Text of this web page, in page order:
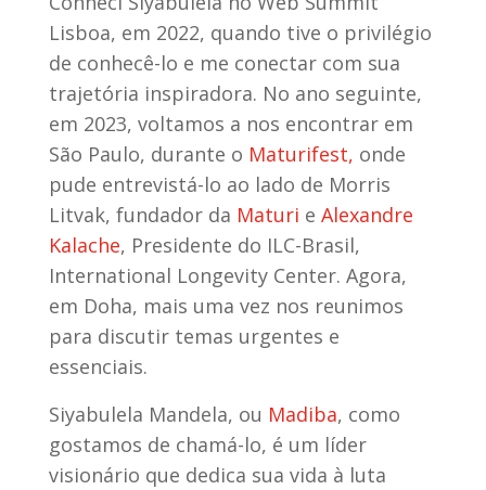
Lisboa, em 2022, quando tive o privilégio
de conhecê-lo e me conectar com sua
trajetória inspiradora. No ano seguinte,
em 2023, voltamos a nos encontrar em
São Paulo, durante o Maturifest, onde
pude entrevistá-lo ao lado de Morris
Litvak, fundador da Maturi e Alexandre
Kalache, Presidente do ILC-Brasil,
International Longevity Center. Agora,
em Doha, mais uma vez nos reunimos
para discutir temas urgentes e
essenciais.
Siyabulela Mandela, ou Madiba, como
gostamos de chamá-lo, é um líder
visionário que dedica sua vida à luta